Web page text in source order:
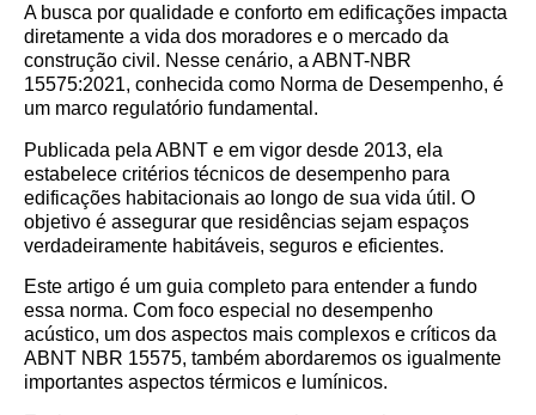
A busca por qualidade e conforto em edificações impacta
diretamente a vida dos moradores e o mercado da
construção civil. Nesse cenário, a ABNT-NBR
15575:2021, conhecida como Norma de Desempenho, é
um marco regulatório fundamental.
Publicada pela ABNT e em vigor desde 2013, ela
estabelece critérios técnicos de desempenho para
edificações habitacionais ao longo de sua vida útil. O
objetivo é assegurar que residências sejam espaços
verdadeiramente habitáveis, seguros e eficientes.
Este artigo é um guia completo para entender a fundo
essa norma. Com foco especial no desempenho
acústico, um dos aspectos mais complexos e críticos da
ABNT NBR 15575, também abordaremos os igualmente
importantes aspectos térmicos e lumínicos.